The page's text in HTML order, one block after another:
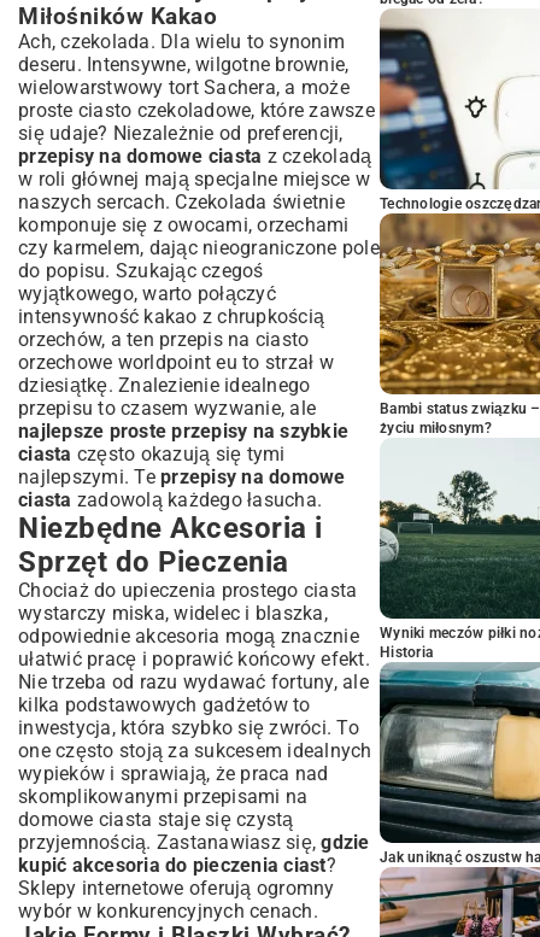
Miłośników Kakao
Ach, czekolada. Dla wielu to synonim
deseru. Intensywne, wilgotne brownie,
wielowarstwowy tort Sachera, a może
proste ciasto czekoladowe, które zawsze
się udaje? Niezależnie od preferencji,
przepisy na domowe ciasta z czekoladą
w roli głównej mają specjalne miejsce w
naszych sercach. Czekolada świetnie
komponuje się z owocami, orzechami
czy karmelem, dając nieograniczone pole
do popisu. Szukając czegoś
wyjątkowego, warto połączyć
intensywność kakao z chrupkością
orzechów, a ten przepis na ciasto
orzechowe worldpoint eu to strzał w
dziesiątkę. Znalezienie idealnego
przepisu to czasem wyzwanie, ale
najlepsze proste przepisy na szybkie
ciasta często okazują się tymi
najlepszymi. Te przepisy na domowe
ciasta zadowolą każdego łasucha.
Niezbędne Akcesoria i
Sprzęt do Pieczenia
Chociaż do upieczenia prostego ciasta
wystarczy miska, widelec i blaszka,
odpowiednie akcesoria mogą znacznie
ułatwić pracę i poprawić końcowy efekt.
Nie trzeba od razu wydawać fortuny, ale
kilka podstawowych gadżetów to
inwestycja, która szybko się zwróci. To
one często stoją za sukcesem idealnych
wypieków i sprawiają, że praca nad
skomplikowanymi przepisami na
domowe ciasta staje się czystą
przyjemnością. Zastanawiasz się,gdzie
kupić akcesoria do pieczenia ciast?
Sklepy internetowe oferują ogromny
wybór w konkurencyjnych cenach.
Technologie
Bambi status związku
życiu miłosnym?
Wyniki meczów piłki
Historia
Jak uniknąć oszustw